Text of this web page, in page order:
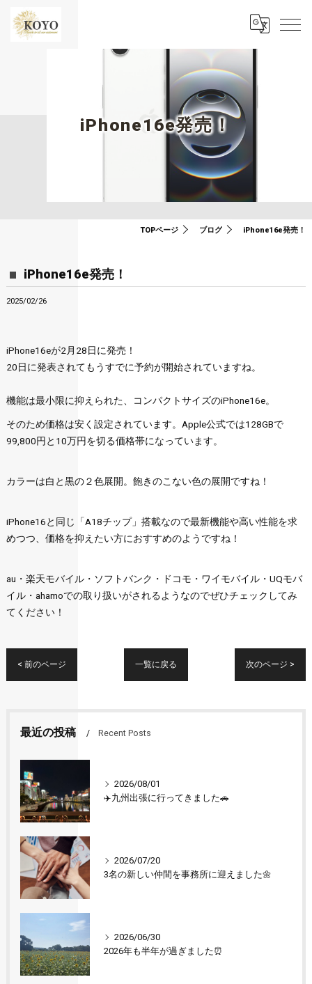
iPhone16e発売！
TOPページ ブログ iPhone16e発売！
iPhone16e発売！
2025/02/26
iPhone16eが2月28日に発売！
20日に発表されてもうすでに予約が開始されていますね。
機能は最小限に抑えられた、コンパクトサイズのiPhone16e。
そのため価格は安く設定されています。Apple公式では128GBで
99,800円と10万円を切る価格帯になっています。
カラーは白と黒の２色展開。飽きのこない色の展開ですね！
iPhone16と同じ「A18チップ」搭載なので最新機能や高い性能を求
めつつ、価格を抑えたい方におすすめのようですね！
au・楽天モバイル・ソフトバンク・ドコモ・ワイモバイル・UQモバ
イル・ahamoでの取り扱いがされるようなのでぜひチェックしてみ
てください！
< 前のページ 一覧に戻る 次のページ >
最近の投稿 Recent Posts
2026/08/01
✈️九州出張に行ってきました🚗
2026/07/20
3名の新しい仲間を事務所に迎えました🌼
2026/06/30
2026年も半年が過ぎました⏰